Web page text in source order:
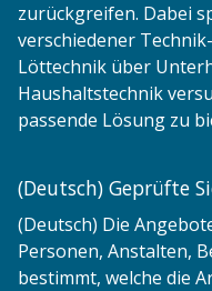
zurückgreifen. Dabei
verschiedener
Löttechnik über
Haushaltstechnik
passende Lösung zu
(Deutsch) Geprüfte
(Deutsch) Die
Personen, Anstalten,
bestimmt, welche die